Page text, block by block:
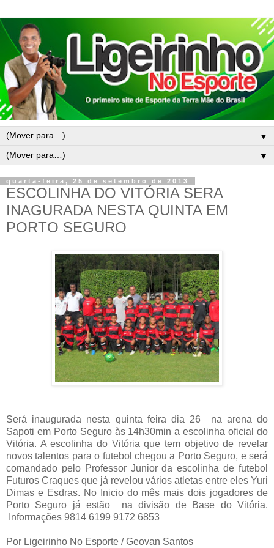
▼
▼
quarta-feira, 25 de setembro de 2013
ESCOLINHA DO VITÓRIA SERA
INAGURADA NESTA QUINTA EM
PORTO SEGURO
Será inaugurada nesta quinta feira dia 26
na arena do
Sapoti em Porto Seguro às 14h30min a escolinha oficial do
Vitória. A escolinha do Vitória que tem objetivo de revelar
novos talentos para o futebol chegou a Porto Seguro, e será
comandado pelo Professor Junior da escolinha de futebol
Futuros Craques que já revelou vários atletas entre eles Yuri
Dimas e Esdras. No Inicio do mês mais dois jogadores de
Porto Seguro já estão
na divisão de Base do Vitória.
Informações 9814 6199 9172 6853
Por Ligeirinho No Esporte / Geovan Santos